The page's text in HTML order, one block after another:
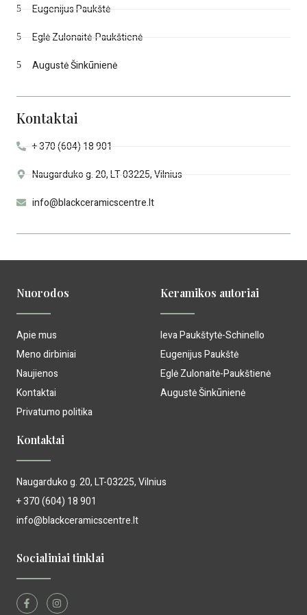
Eugenijus Paukštė
Eglė Zulonaitė-Paukštienė
Augustė Šinkūnienė
Kontaktai
+ 370 (604) 18 901
Naugarduko g. 20, LT-03225, Vilnius
info@blackceramicscentre.lt
Nuorodos
Apie mus
Meno dirbiniai
Naujienos
Kontaktai
Privatumo politika
Keramikos autoriai
Ieva Paukštytė-Schinello
Eugenijus Paukštė
Eglė Zulonaitė-Paukštienė
Augustė Šinkūnienė
Kontaktai
Naugarduko g. 20, LT-03225, Vilnius
+ 370 (604) 18 901
info@blackceramicscentre.lt
Socialiniai tinklai